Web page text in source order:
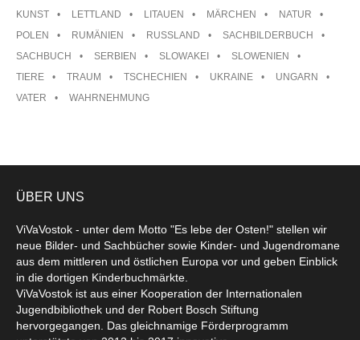
KUNST
LETTLAND LITAUEN MÄRCHEN
NATUR
POLEN
RUMÄNIEN RUSSLAND
SACHBILDERBUCH
SACHBUCH
SERBIEN SLOWAKEI
SLOWENIEN
TIERE
TRAUM TSCHECHIEN UKRAINE
UNGARN
VATER
WAHRNEHMUNG
ÜBER UNS
ViVaVostok - unter dem Motto "Es lebe der Osten!" stellen wir
neue Bilder- und Sachbücher sowie Kinder- und Jugendromane
aus dem mittleren und östlichen Europa vor und geben Einblick
in die dortigen Kinderbuchmärkte.
ViVaVostok ist aus einer Kooperation der Internationalen
Jugendbibliothek und der Robert Bosch Stiftung
hervorgegangen. Das gleichnamige Förderprogramm